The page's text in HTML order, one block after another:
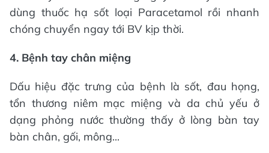
dùng thuốc hạ sốt loại Paracetamol rồi nhanh
chóng chuyển ngay tới BV kịp thời.
4. Bệnh tay chân miệng
Dấu hiệu đặc trưng của bệnh là sốt, đau họng,
tổn thương niêm mạc miệng và da chủ yếu ở
dạng phỏng nước thường thấy ở lòng bàn tay
bàn chân, gối, mông...